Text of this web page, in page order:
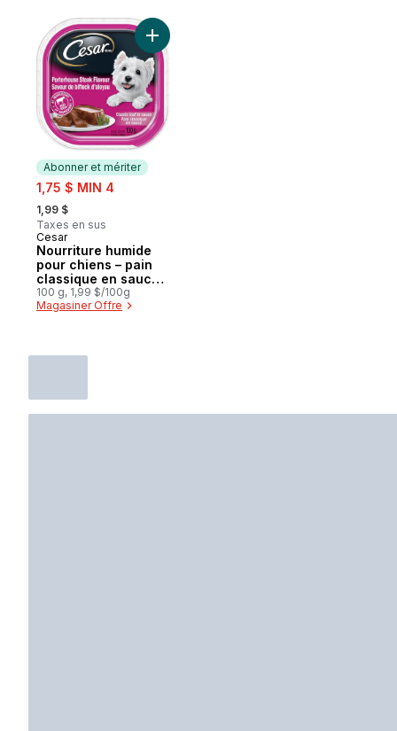
Abonner et mériter
sale:
1,75 $ MIN 4
, formerly:
1,99 $
Taxes en sus
Abonner et mériter
Cesar
Nourriture humide
pour chiens – pain
classique en sauce
saveur de bifteck
d'aloyau, barquette
100 g, 1,99 $/100g
Magasiner Offre
Ajouter Nourriture humide pour chiens –